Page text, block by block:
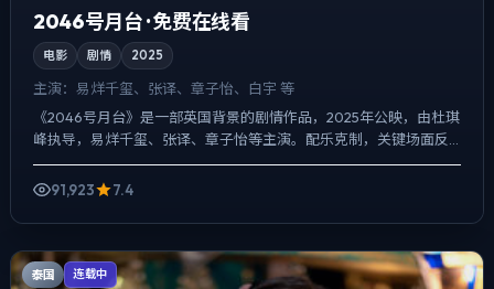
2046号月台 · 免费在线看
电影 剧情 2025
主演： 易烊千玺、张译、章子怡、白宇 等
《2046号月台》是一部英国背景的剧情作品，2025年公映，由杜琪
峰执导，易烊千玺、张译、章子怡等主演。配乐克制，关键场面反
而以环境声托情绪，冲突并非来自夸张奇观，而来自信息差...
91,923
7.4
泰国 连载中